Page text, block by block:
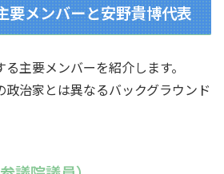
要メンバーと安野貴博代表
る主要メンバーを紹介します。
治家とは異なるバックグラウンド